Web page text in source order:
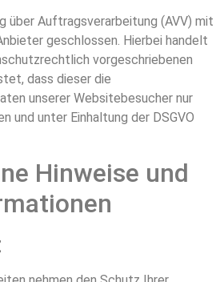
über Auftragsverarbeitung (AVV) mit
geschlossen. Hierbei handelt
vorgeschriebenen
dass dieser die
unserer Websitebesucher nur
und unter Einhaltung der DSGVO
Hinweise und